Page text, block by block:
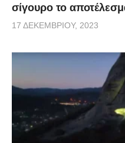
σίγουρο το
17 ΔΕΚΕΜΒΡΊΟΥ, 2023